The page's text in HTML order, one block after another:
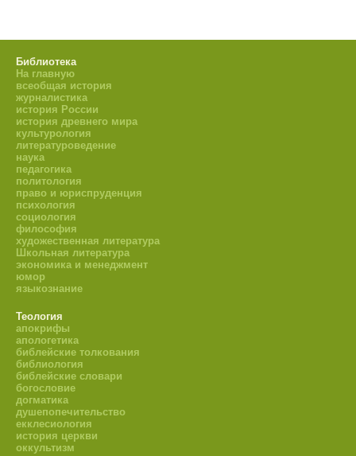
Библиотека
На главную
всеобщая история
журналистика
история России
история древнего мира
культурология
литературоведение
наука
педагогика
политология
право и юриспруденция
психология
социология
философия
художественная литература
Школьная литература
экономика и менеджмент
юмор
языкознание
Теология
апокрифы
апологетика
библейские толкования
библиология
библейские словари
богословие
догматика
душепопечительство
екклесиология
история церкви
оккультизм